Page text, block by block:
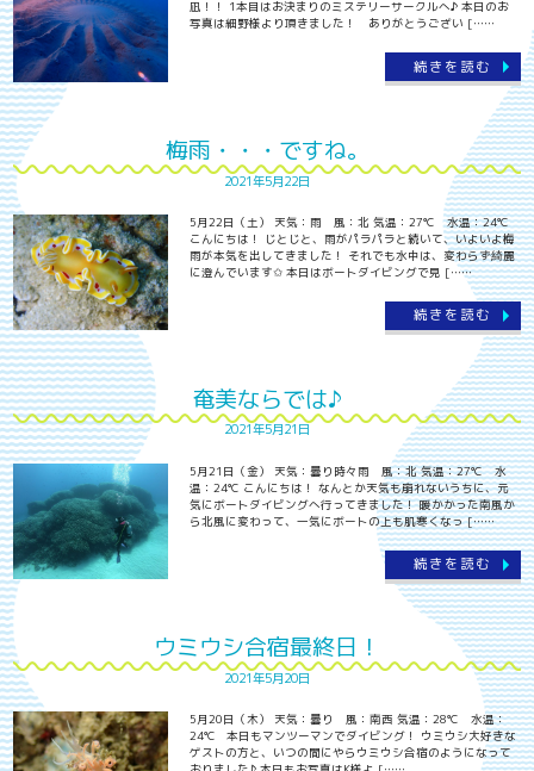
凪！！ 1本目はお決まりのミステリーサークルへ♪ 本日のお
写真は細野様より頂きました！ ありがとうござい [……
続きを読む
梅雨・・・ですね。
2021年5月22日
5月22日（土） 天気：雨 風：北 気温：27℃ 水温：24℃
こんにちは！ じとじと、雨がパラパラと続いて、いよいよ梅
雨が本気を出してきました！ それでも水中は、変わらず綺麗
に澄んでいます✩ 本日はボートダイビングで見 [……
続きを読む
奄美ならでは♪
2021年5月21日
5月21日（金） 天気：曇り時々雨 風：北 気温：27℃ 水
温：24℃ こんにちは！ なんとか天気も崩れないうちに、元
気にボートダイビングへ行ってきました！ 暖かかった南風か
ら北風に変わって、一気にボートの上も肌寒くなっ [……
続きを読む
ウミウシ合宿最終日！
2021年5月20日
5月20日（木） 天気：曇り 風：南西 気温：28℃ 水温：
24℃ 本日もマンツーマンでダイビング！ ウミウシ大好きな
ゲストの方と、いつの間にやらウミウシ合宿のようになって